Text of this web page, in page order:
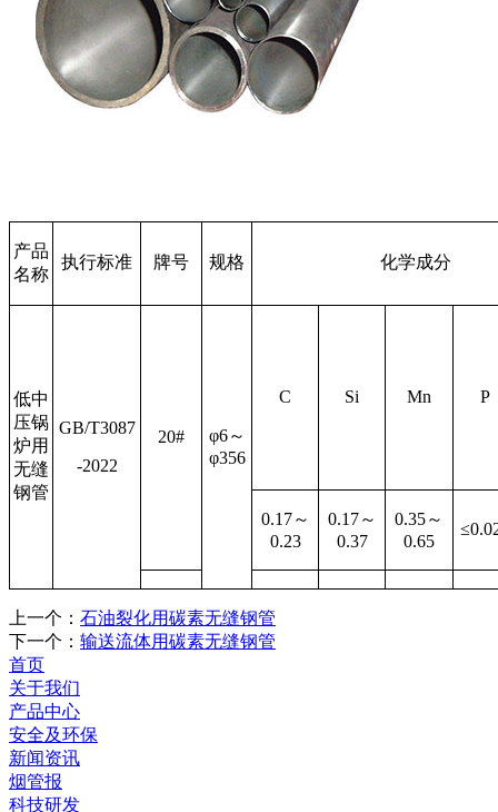
产品
名称
执行标准 牌号 规格 化学成分
低中
压锅
炉用
无缝
钢管
GB/T3087
-2022
20# φ6～
φ356
C Si Mn P
0.17～
0.23
0.17～
0.37
0.35～
0.65
≤
上一个： 石油裂化用碳素无缝钢管
下一个： 输送流体用碳素无缝钢管
首页
关于我们
产品中心
安全及环保
新闻资讯
烟管报
科技研发